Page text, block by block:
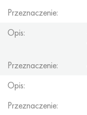
Przeznaczenie:
Opis:
Przeznaczenie:
Opis:
Przeznaczenie: